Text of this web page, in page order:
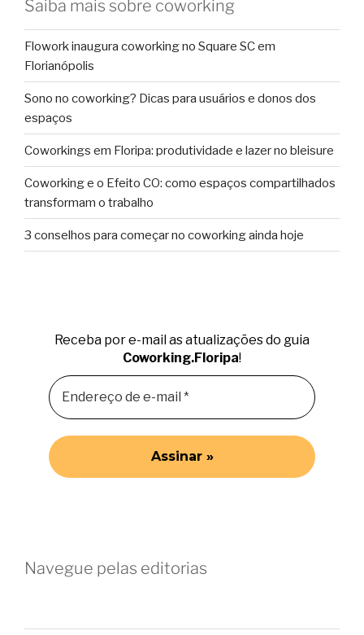
Saiba mais sobre coworking
Flowork inaugura coworking no Square SC em
Florianópolis
Sono no coworking? Dicas para usuários e donos dos
espaços
Coworkings em Floripa: produtividade e lazer no bleisure
Coworking e o Efeito CO: como espaços compartilhados
transformam o trabalho
3 conselhos para começar no coworking ainda hoje
Receba por e-mail as atualizações do guia
Coworking.Floripa!
Navegue pelas editorias